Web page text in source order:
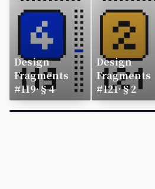
Design
Fragments
#119·§4
Design
Fragments
#121·§2